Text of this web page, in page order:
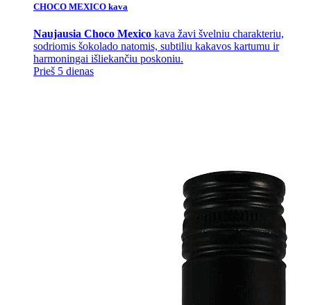
CHOCO MEXICO kava
Naujausia Choco Mexico kava žavi švelniu charakteriu,
sodriomis šokolado natomis, subtiliu kakavos kartumu ir
harmoningai išliekančiu poskoniu.
Prieš 5 dienas